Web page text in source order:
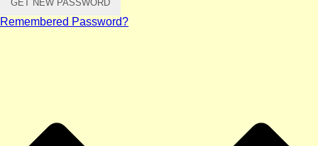
Remembered Password?